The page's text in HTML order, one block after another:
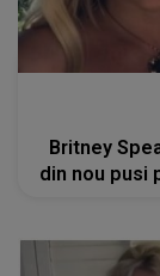
Britney
din nou pusi